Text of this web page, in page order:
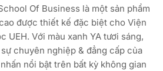
Of Business là một sản phẩm
được thiết kế đặc biệt cho Viện
UEH. Với màu xanh YA tươi sáng,
chuyên nghiệp & đẳng cấp của
nổi bật trên bất kỳ không gian